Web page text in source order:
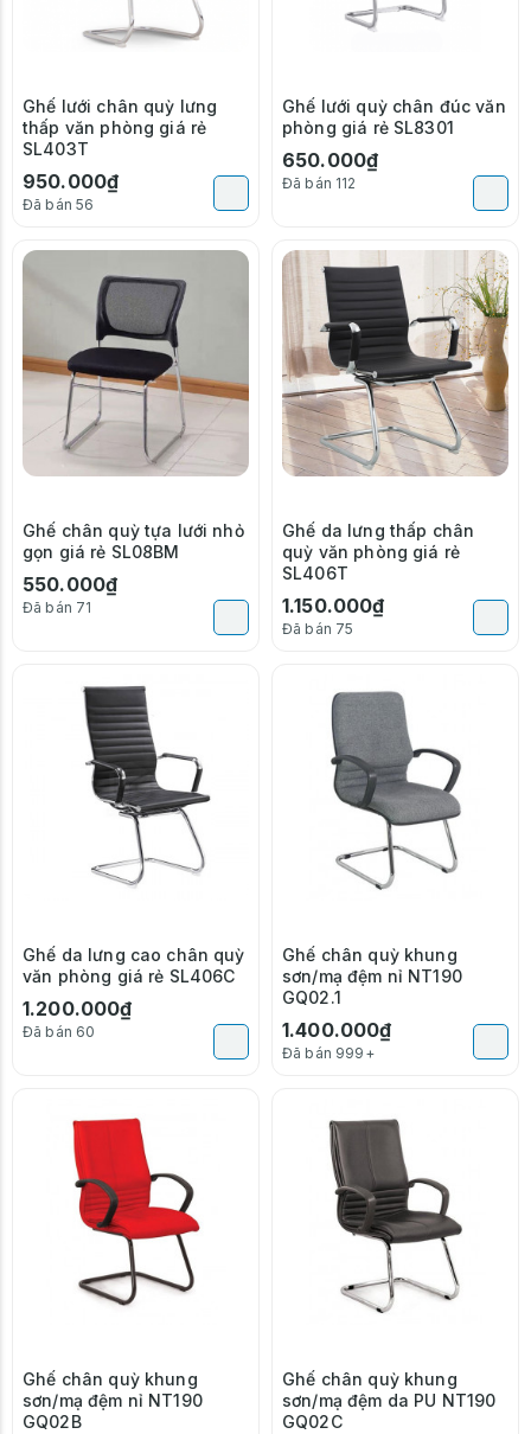
Ghế lưới chân quỳ lưng
thấp văn phòng giá rẻ
SL403T
950.000₫
Đã bán 56
Ghế lưới quỳ chân đúc văn
phòng giá rẻ SL8301
650.000₫
Đã bán 112
Ghế chân quỳ tựa lưới nhỏ
gọn giá rẻ SL08BM
550.000₫
Đã bán 71
Ghế da lưng thấp chân
quỳ văn phòng giá rẻ
SL406T
1.150.000₫
Đã bán 75
Ghế da lưng cao chân quỳ
văn phòng giá rẻ SL406C
1.200.000₫
Đã bán 60
Ghế chân quỳ khung
sơn/mạ đệm nỉ NT190
GQ02.1
1.400.000₫
Đã bán 999+
Ghế chân quỳ khung
sơn/mạ đệm nỉ NT190
GQ02B
Ghế chân quỳ khung
sơn/mạ đệm da PU NT190
GQ02C